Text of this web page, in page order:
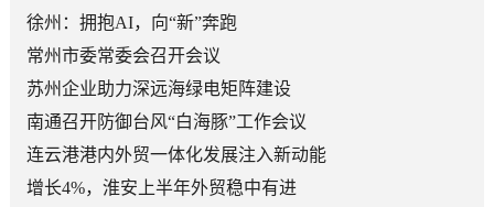
徐州：拥抱AI，向“新”奔跑
常州市委常委会召开会议
苏州企业助力深远海绿电矩阵建设
南通召开防御台风“白海豚”工作会议
连云港港内外贸一体化发展注入新动能
增长4%，淮安上半年外贸稳中有进